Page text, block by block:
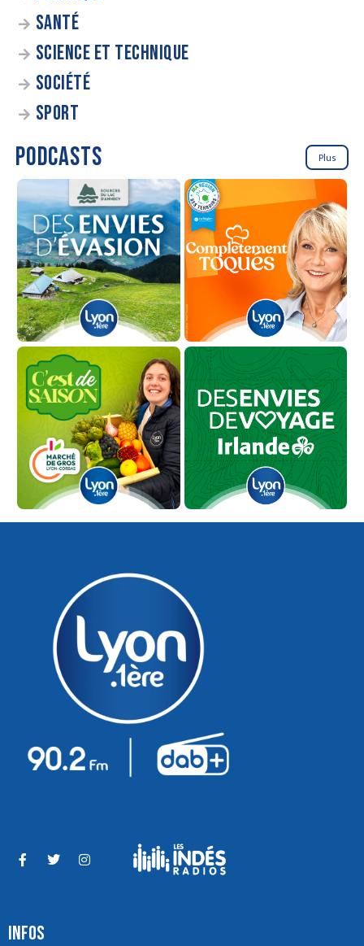
SANTÉ
SCIENCE ET TECHNIQUE
SOCIÉTÉ
SPORT
PODCASTS Plus
INFOS